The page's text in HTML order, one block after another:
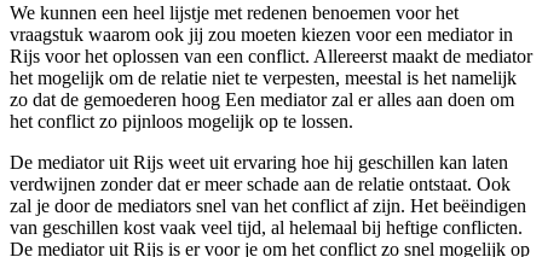
We kunnen een heel lijstje met redenen benoemen voor het
vraagstuk waarom ook jij zou moeten kiezen voor een mediator in
Rijs voor het oplossen van een conflict. Allereerst maakt de mediator
het mogelijk om de relatie niet te verpesten, meestal is het namelijk
zo dat de gemoederen hoog Een mediator zal er alles aan doen om
het conflict zo pijnloos mogelijk op te lossen.
De mediator uit Rijs weet uit ervaring hoe hij geschillen kan laten
verdwijnen zonder dat er meer schade aan de relatie ontstaat. Ook
zal je door de mediators snel van het conflict af zijn. Het beëindigen
van geschillen kost vaak veel tijd, al helemaal bij heftige conflicten.
De mediator uit Rijs is er voor je om het conflict zo snel mogelijk op